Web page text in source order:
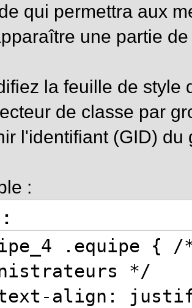
qui permettra aux
une partie
la feuille de style
de classe par
l'identifiant (GID)
:
.equipe { /
*/
align: